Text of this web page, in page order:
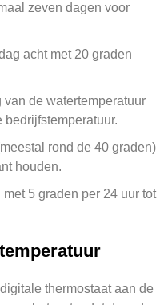
zeven dagen voor
acht met 20 graden
de watertemperatuur
bedrijfstemperatuur.
rond de 40 graden)
houden.
5 graden per 24 uur tot
thermostaat aan de